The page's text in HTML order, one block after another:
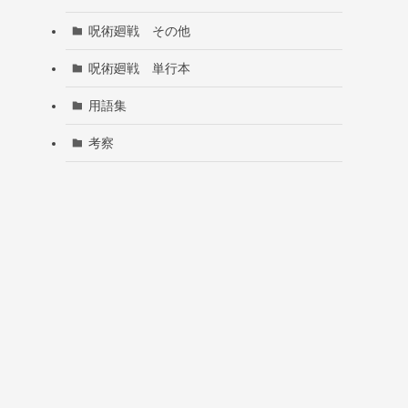
呪術廻戦 その他
呪術廻戦 単行本
用語集
考察